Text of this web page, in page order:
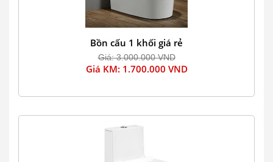
Bồn cấu 1 khối giá rẻ
Giá: 3.000.000 VND
Giá KM: 1.700.000 VND